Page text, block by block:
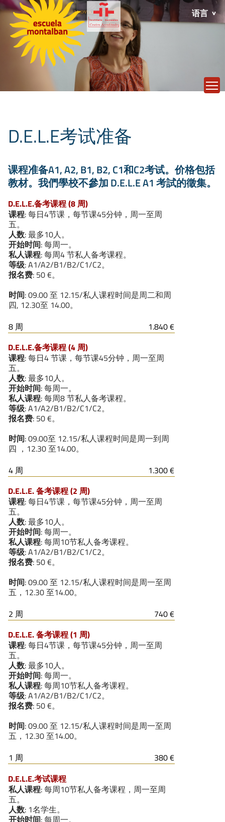
语言
D.E.L.E考试准备
课程准备A1, A2, B1, B2, C1和C2考试。价格包括
教材。我們學校不參加 D.E.L.E A1 考試的徵集。
D.E.L.E.备考课程 (8 周)
课程: 每日4节课，每节课45分钟，周一至周
五。
人数: 最多10人。
开始时间: 每周一。
私人课程: 每周4 节私人备考课程。
等级: A1/A2/B1/B2/C1/C2。
报名费: 50 €。
时间: 09.00 至 12.15/私人课程时间是周二和周
四, 12.30至 14.00。
8 周
1.840 €
D.E.L.E.备考课程 (4 周)
课程: 每日4 节课，每节课45分钟，周一至周
五。
人数: 最多10人。
开始时间: 每周一。
私人课程: 每周8 节私人备考课程。
等级: A1/A2/B1/B2/C1/C2。
报名费: 50 €。
时间: 09.00至 12.15/私人课程时间是周一到周
四 ，12.30 至14.00。
4 周
1.300 €
D.E.L.E. 备考课程 (2 周)
课程: 每日4节课，每节课45分钟，周一至周
五。
人数: 最多10人。
开始时间: 每周一。
私人课程: 每周10节私人备考课程。
等级: A1/A2/B1/B2/C1/C2。
报名费: 50 €。
时间: 09.00 至 12.15/私人课程时间是周一至周
五，12.30 至14.00。
2 周
740 €
D.E.L.E. 备考课程 (1 周)
课程: 每日4节课，每节课45分钟，周一至周
五。
人数: 最多10人。
开始时间: 每周一。
私人课程: 每周10节私人备考课程。
等级: A1/A2/B1/B2/C1/C2。
报名费: 50 €。
时间: 09.00 至 12.15/私人课程时间是周一至周
五，12.30 至14.00。
1 周
380 €
D.E.L.E.考试课程
私人课程: 每周10节私人备考课程，周一至周
五。
人数: 1名学生。
开始时间: 每周一。